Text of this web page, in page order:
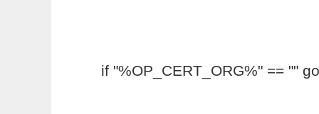
if "%OP_CERT_ORG%" == ""